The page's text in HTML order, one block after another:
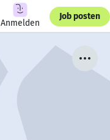
Anmelden
Job posten